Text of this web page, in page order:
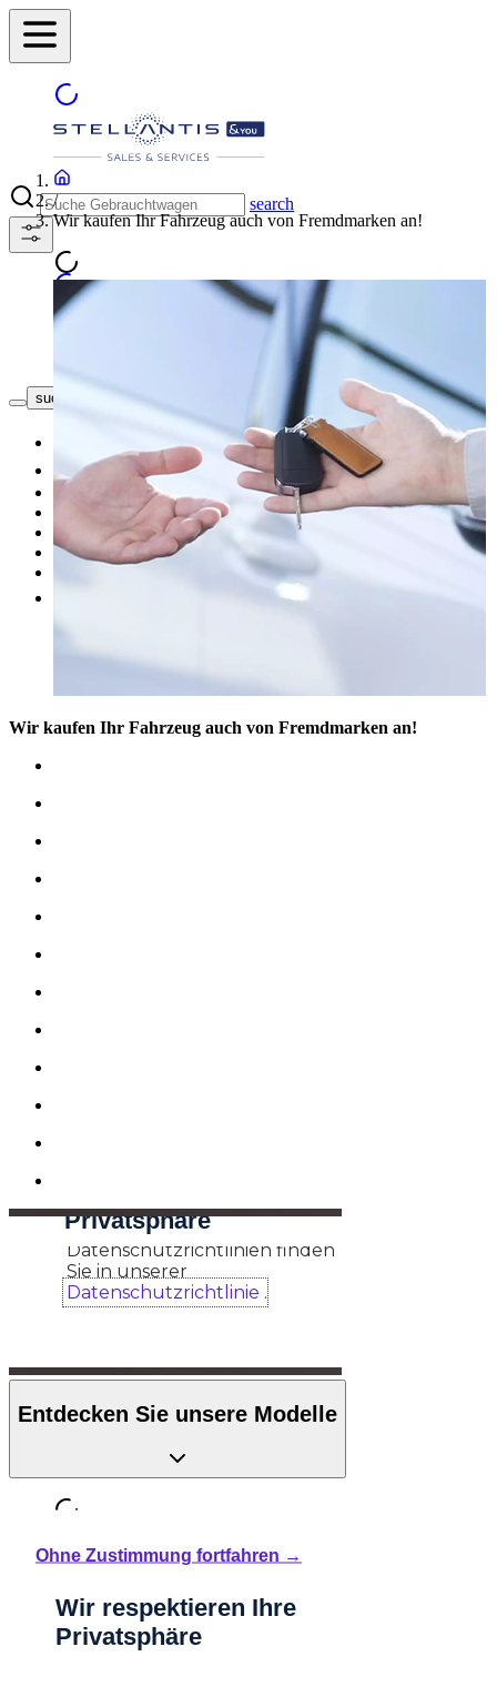
search
suche button - icon Händler finden
Gebrauchtwagen
Top Angebote
Unsere Marken
Werkstatt
/
Wir kaufen Ihr Fahrzeug auch von Fremdmarken an!
Wir kaufen Ihr Fahrzeug auch von Fremdmarken an!
Entdecken Sie unsere Modelle
Ohne Zustimmung fortfahren →
Wir respektieren Ihre
Privatsphäre